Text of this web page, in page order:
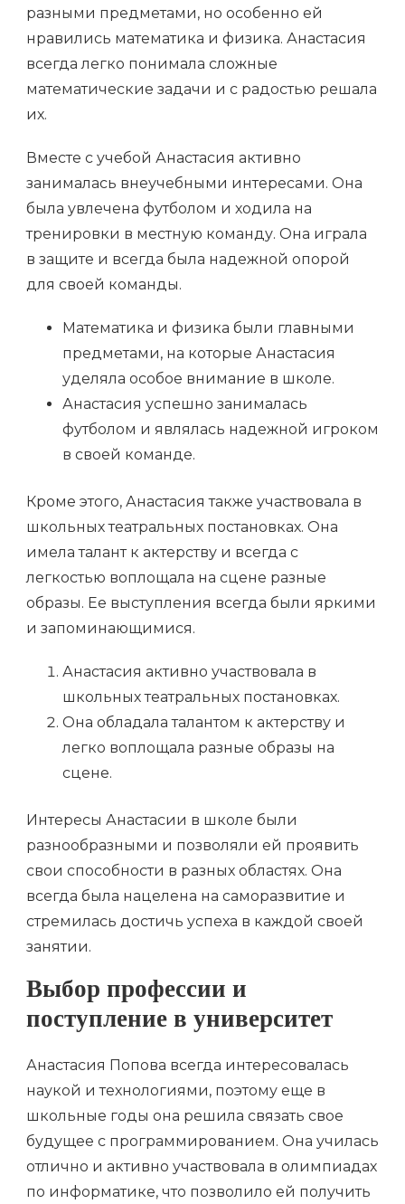
разными предметами, но особенно ей
нравились математика и физика. Анастасия
всегда легко понимала сложные
математические задачи и с радостью решала
их.
Вместе с учебой Анастасия активно
занималась внеучебными интересами. Она
была увлечена футболом и ходила на
тренировки в местную команду. Она играла
в защите и всегда была надежной опорой
для своей команды.
Математика и физика были главными
предметами, на которые Анастасия
уделяла особое внимание в школе.
Анастасия успешно занималась
футболом и являлась надежной игроком
в своей команде.
Кроме этого, Анастасия также участвовала в
школьных театральных постановках. Она
имела талант к актерству и всегда с
легкостью воплощала на сцене разные
образы. Ее выступления всегда были яркими
и запоминающимися.
Анастасия активно участвовала в
школьных театральных постановках.
Она обладала талантом к актерству и
легко воплощала разные образы на
сцене.
Интересы Анастасии в школе были
разнообразными и позволяли ей проявить
свои способности в разных областях. Она
всегда была нацелена на саморазвитие и
стремилась достичь успеха в каждой своей
занятии.
Выбор профессии и
поступление в университет
Анастасия Попова всегда интересовалась
наукой и технологиями, поэтому еще в
школьные годы она решила связать свое
будущее с программированием. Она училась
отлично и активно участвовала в олимпиадах
по информатике, что позволило ей получить